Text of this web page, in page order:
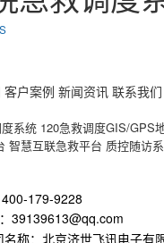
客户案例 新闻资讯 联系我们
系统 120急救调度GIS/GPS
智慧互联急救平台 质控随访
179-9228
39139613@qq.com
名称：北京济世飞讯电子有